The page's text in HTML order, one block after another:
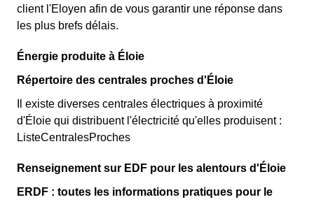
client l'Eloyen afin de vous garantir une réponse dans
les plus brefs délais.
Énergie produite à Éloie
Répertoire des centrales proches d'Éloie
Il existe diverses centrales électriques à proximité
d'Éloie qui distribuent l'électricité qu'elles produisent :
ListeCentralesProches
Renseignement sur EDF pour les alentours d'Éloie
ERDF : toutes les informations pratiques pour le